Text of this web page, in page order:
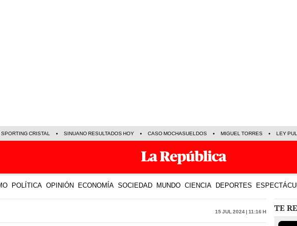
CRISTAL SINUANO RESULTADOS HOY CASO MOCHASUELDOS MIGUEL TORRES LEY
POLÍTICA OPINIÓN ECONOMÍA SOCIEDAD MUNDO CIENCIA DEPORTES
15 Jul 2024 | 11:16 h TE